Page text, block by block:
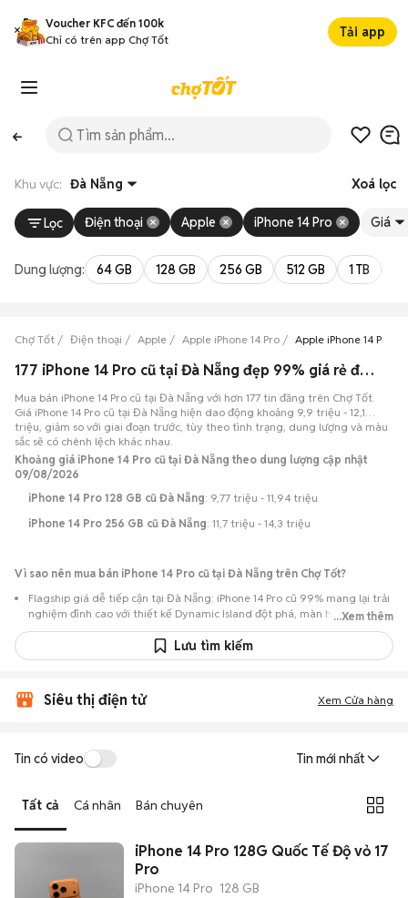
Voucher KFC đến 100k
Chỉ có trên app Chợ Tốt
Tải app
Khu vực: Đà Nẵng Xoá lọc
Lọc Điện thoại Apple iPhone 14 Pro Giá
Dung lượng: 64 GB 128 GB 256 GB 512 GB 1 TB
Chợ Tốt Điện thoại Apple Apple iPhone 14 Pro Apple iPhone 14 Pro
177 iPhone 14 Pro cũ tại Đà Nẵng đẹp 99% giá rẻ đang bán 08/2026
Mua bán iPhone 14 Pro cũ tại Đà Nẵng với hơn 177 tin đăng trên Chợ Tốt.
Giá iPhone 14 Pro cũ tại Đà Nẵng hiện dao động khoảng 9,9 triệu - 12,1
triệu, giảm so với giai đoạn trước, tùy theo tình trạng, dung lượng và màu
sắc sẽ có chênh lệch khác nhau.
Khoảng giá iPhone 14 Pro cũ tại Đà Nẵng theo dung lượng cập nhật
09/08/2026
iPhone 14 Pro 128 GB cũ Đà Nẵng: 9,77 triệu - 11,94 triệu
iPhone 14 Pro 256 GB cũ Đà Nẵng: 11,7 triệu - 14,3 triệu
Vì sao nên mua bán iPhone 14 Pro cũ tại Đà Nẵng trên Chợ Tốt?
Flagship giá dễ tiếp cận tại Đà Nẵng: iPhone 14 Pro cũ 99% mang lại trải
nghiệm đỉnh cao với thiết kế Dynamic Island đột phá, màn hình Super
Retina XDR OLED 6.1 inch ProMotion 120Hz siêu mượt, chip A16 Bionic
cực mạnh và cụm camera 48MP siêu nét, với mức giá hợp lý hơn rất
nhiều so với khi mới ra mắt.
nhiều ở Quận Hải Châu, Thanh Khê, Sơn Trà, Liên Chiểu… với các phiên
Chủ động kiểm tra máy: Dễ dàng hẹn gặp để kiểm tra ngoại hình và
tình trạng máy trước khi mua.
Mua bán nhanh chóng: Giao dịch trực tiếp, ít thủ tục, chốt nhanh khi hai
bên đồng ý.
...Xem thêm
Lưu tìm kiếm
Siêu thị điện tử Xem Cửa hàng
Tin có video Tin mới nhất
Tất cả Cá nhân Bán chuyên
iPhone 14 Pro 128G Quốc Tế Độ vỏ 17
Pro
iPhone 14 Pro 128 GB